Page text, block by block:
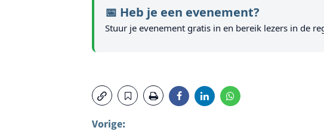
📅 Heb je een evenement?
Stuur je evenement gratis in en bereik lezers in de
Vorige: